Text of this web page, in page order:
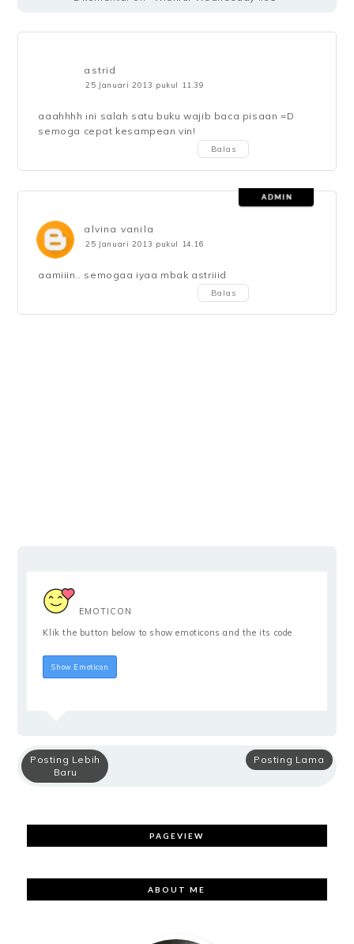
astrid
25 Januari 2013 pukul 11.39
aaahhhh ini salah satu buku wajib baca pisaan =D
semoga cepat kesampean vin!
Balas
alvina vanila
25 Januari 2013 pukul 14.16
aamiiin.. semogaa iyaa mbak astriiid
Balas
EMOTICON
Klik the button below to show emoticons and the its code
Hide Emoticon
Show Emoticon
Posting Lebih
Baru
Posting Lama
PAGEVIEW
ABOUT ME